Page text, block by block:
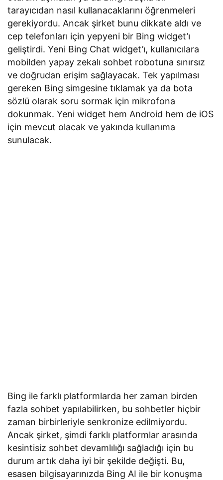
tarayıcıdan nasıl kullanacaklarını öğrenmeleri
gerekiyordu. Ancak şirket bunu dikkate aldı ve
cep telefonları için yepyeni bir Bing widget’ı
geliştirdi. Yeni Bing Chat widget’ı, kullanıcılara
mobilden yapay zekalı sohbet robotuna sınırsız
ve doğrudan erişim sağlayacak. Tek yapılması
gereken Bing simgesine tıklamak ya da bota
sözlü olarak soru sormak için mikrofona
dokunmak. Yeni widget hem Android hem de iOS
için mevcut olacak ve yakında kullanıma
sunulacak.
Bing ile farklı platformlarda her zaman birden
fazla sohbet yapılabilirken, bu sohbetler hiçbir
zaman birbirleriyle senkronize edilmiyordu.
Ancak şirket, şimdi farklı platformlar arasında
kesintisiz sohbet devamlılığı sağladığı için bu
durum artık daha iyi bir şekilde değişti. Bu,
esasen bilgisayarınızda Bing AI ile bir konuşma